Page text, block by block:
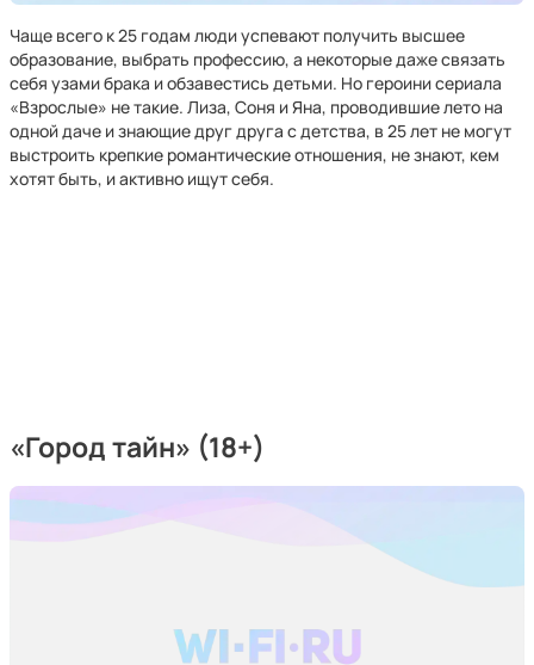
Чаще всего к 25 годам люди успевают получить высшее
образование, выбрать профессию, а некоторые даже связать
себя узами брака и обзавестись детьми. Но героини сериала
«Взрослые» не такие. Лиза, Соня и Яна, проводившие лето на
одной даче и знающие друг друга с детства, в 25 лет не могут
выстроить крепкие романтические отношения, не знают, кем
хотят быть, и активно ищут себя.
«Город тайн» (18+)